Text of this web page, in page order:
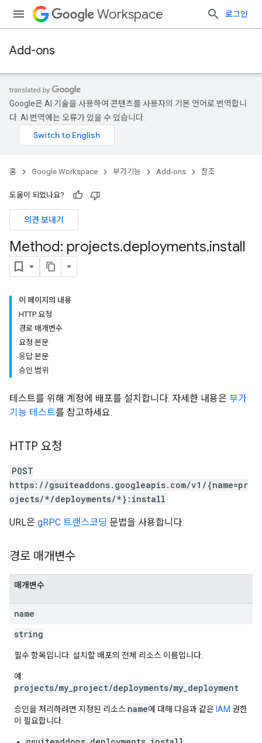
Workspace 로그인
Add-ons
Google은 AI 기술을 사용하여 콘텐츠를 사용자의 기본 언어로 번역합니
다. AI 번역에는 오류가 있을 수 있습니다.
홈 Google Workspace 부가기능 Add-ons 참조
도움이 되었나요?
의견 보내기
Method: projects.deployments.install
이 페이지의 내용
HTTP 요청
경로 매개변수
요청 본문
응답 본문
승인 범위
테스트를 위해 계정에 배포를 설치합니다. 자세한 내용은 부가
기능 테스트를 참고하세요.
HTTP 요청
POST
https://gsuiteaddons.googleapis.com/v1/{name=pr
ojects/*/deployments/*}:install
URL은 gRPC 트랜스코딩 문법을 사용합니다.
경로 매개변수
매개변수
name
string
필수 항목입니다. 설치할 배포의 전체 리소스 이름입니다.
예:
projects/my_project/deployments/my_deployment
승인을 처리하려면 지정된 리소스 name에 대해 다음과 같은 IAM 권한
이 필요합니다.